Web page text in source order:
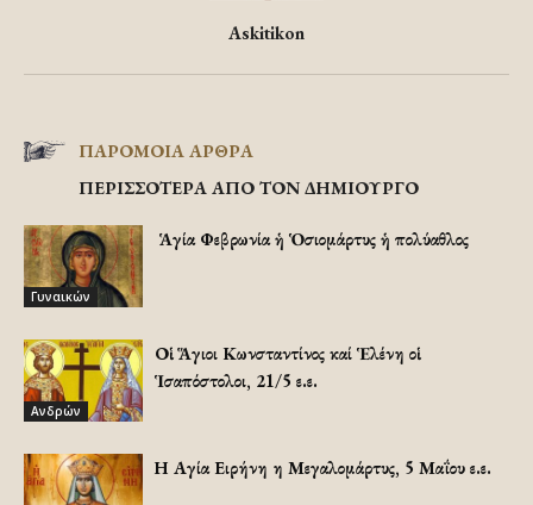
Askitikon
ΠΑΡΟΜΟΙΑ ΑΡΘΡΑ
ΠΕΡΙΣΣΟΤΕΡΑ ΑΠΟ ΤΟΝ ΔΗΜΙΟΥΡΓΟ
Γυναικών
Ἡ Ἁγία Φεβρωνία ἡ Ὁσιομάρτυς ἡ πολύαθλος
Ανδρών
Οἱ Ἅγιοι Κωνσταντίνος καί Ἑλένη οἱ
Ἱσαπόστολοι, 21/5 ε.ε.
Η Αγία Ειρήνη η Μεγαλομάρτυς, 5 Μαΐου ε.ε.